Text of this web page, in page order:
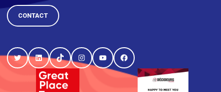
CONTACT
TwitterLinkedInTikTokInstagram
YouTubeFacebook